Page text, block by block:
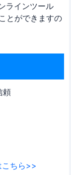
ラインツール
とができますの
頼
こちら>>